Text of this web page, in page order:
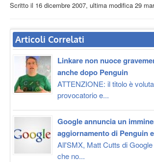
Scritto il 16 dicembre 2007, ultima modifica 29
Articoli Correlati
Linkare non nuoce
anche dopo Penguin
ATTENZIONE: il titolo è
provocatorio e...
Google annuncia un
aggiornamento di Penguin
All'SMX, Matt Cutts di
che no...